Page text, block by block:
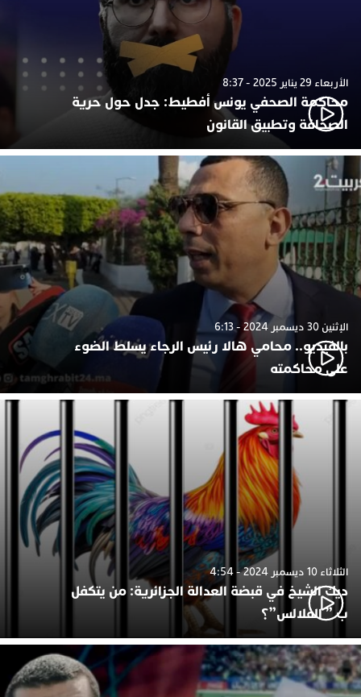
الأربعاء 29 يناير 2025 - 8:37
محاكمة الصحفي يونس أفطيط: جدل حول حرية
الصحافة وتطبيق القانون
الإثنين 30 ديسمبر 2024 - 6:13
بالفيديو.. محامي هالا رئيس الرجاء يسلط الضوء
على محاكمته
الثلاثاء 10 ديسمبر 2024 - 4:54
ديك الشيخ في قبضة العدالة الجزائرية: من يتكفل
ب ” الفلالس”؟